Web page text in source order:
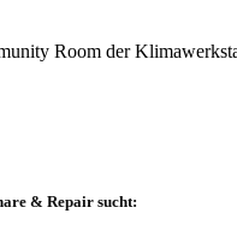
Room der
& Repair sucht: